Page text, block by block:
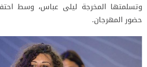
وتسلمتها المخرجة ليلى عباس، وسط
حضور المهرجان.